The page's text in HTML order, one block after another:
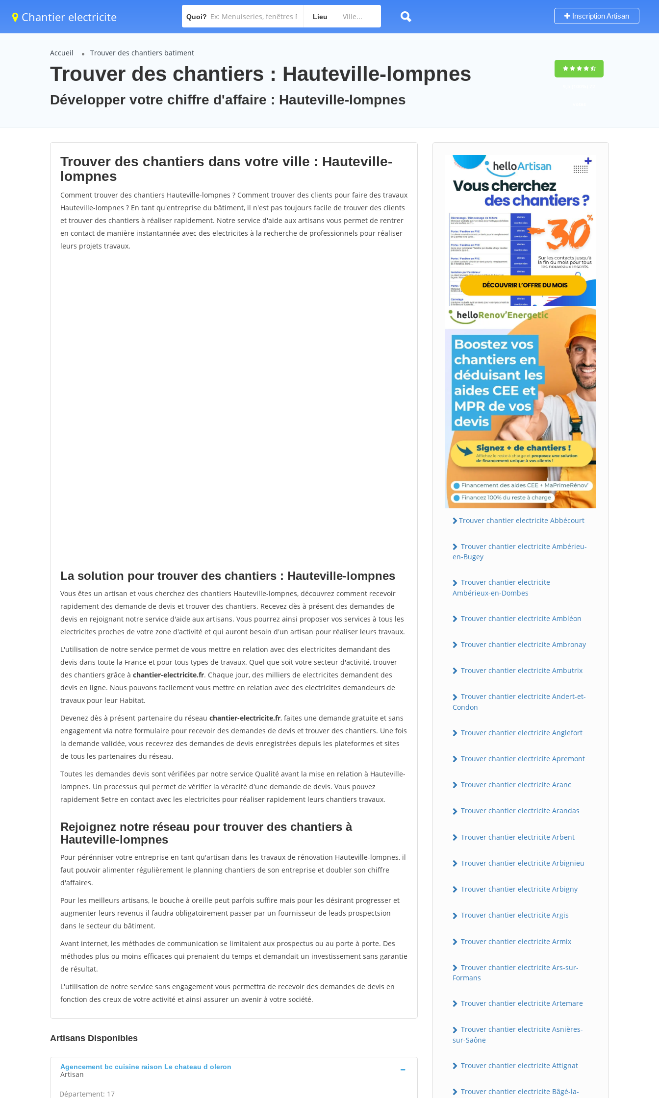
Chantier electricite Quoi? Lieu Inscription Artisan
Accueil Trouver des chantiers batiment
Trouver des chantiers : Hauteville-lompnes
Développer votre chiffre d'affaire : Hauteville-lompnes
Trouver des chantiers dans votre ville : Hauteville-
lompnes
Comment trouver des chantiers Hauteville-lompnes ? Comment trouver des clients pour faire des travaux
Hauteville-lompnes ? En tant qu'entreprise du bâtiment, il n'est pas toujours facile de trouver des clients
et trouver des chantiers à réaliser rapidement. Notre service d'aide aux artisans vous permet de rentrer
en contact de manière instantannée avec des electricites à la recherche de professionnels pour réaliser
leurs projets travaux.
La solution pour trouver des chantiers : Hauteville-lompnes
Vous êtes un artisan et vous cherchez des chantiers Hauteville-lompnes, découvrez comment recevoir
rapidement des demande de devis et trouver des chantiers. Recevez dès à présent des demandes de
devis en rejoignant notre service d'aide aux artisans. Vous pourrez ainsi proposer vos services à tous les
electricites proches de votre zone d'activité et qui auront besoin d'un artisan pour réaliser leurs travaux.
L'utilisation de notre service permet de vous mettre en relation avec des electricites demandant des
devis dans toute la France et pour tous types de travaux. Quel que soit votre secteur d'activité, trouver
des chantiers grâce à chantier-electricite.fr. Chaque jour, des milliers de electricites demandent des
devis en ligne. Nous pouvons facilement vous mettre en relation avec des electricites demandeurs de
travaux pour leur Habitat.
Devenez dès à présent partenaire du réseau chantier-electricite.fr, faites une demande gratuite et sans
engagement via notre formulaire pour recevoir des demandes de devis et trouver des chantiers. Une fois
la demande validée, vous recevrez des demandes de devis enregistrées depuis les plateformes et sites
de tous les partenaires du réseau.
Toutes les demandes devis sont vérifiées par notre service Qualité avant la mise en relation à Hauteville-
lompnes. Un processus qui permet de vérifier la véracité d'une demande de devis. Vous pouvez
rapidement $etre en contact avec les electricites pour réaliser rapidement leurs chantiers travaux.
Rejoignez notre réseau pour trouver des chantiers à
Hauteville-lompnes
Pour pérénniser votre entreprise en tant qu'artisan dans les travaux de rénovation Hauteville-lompnes, il
faut pouvoir alimenter régulièrement le planning chantiers de son entreprise et doubler son chiffre
d'affaires.
Pour les meilleurs artisans, le bouche à oreille peut parfois suffire mais pour les désirant progresser et
augmenter leurs revenus il faudra obligatoirement passer par un fournisseur de leads prospectsion
dans le secteur du bâtiment.
Avant internet, les méthodes de communication se limitaient aux prospectus ou au porte à porte. Des
méthodes plus ou moins efficaces qui prenaient du temps et demandait un investissement sans garantie
de résultat.
L'utilisation de notre service sans engagement vous permettra de recevoir des demandes de devis en
fonction des creux de votre activité et ainsi assurer un avenir à votre société.
Artisans Disponibles
Agencement bc cuisine raison Le chateau d oleron
Artisan
Département: 17
Trouver chantier electricite Abbécourt
Trouver chantier electricite Ambérieu-
en-Bugey
Trouver chantier electricite
Ambérieux-en-Dombes
Trouver chantier electricite Ambléon
Trouver chantier electricite Ambronay
Trouver chantier electricite Ambutrix
Trouver chantier electricite Andert-et-
Condon
Trouver chantier electricite Anglefort
Trouver chantier electricite Apremont
Trouver chantier electricite Aranc
Trouver chantier electricite Arandas
Trouver chantier electricite Arbent
Trouver chantier electricite Arbignieu
Trouver chantier electricite Arbigny
Trouver chantier electricite Argis
Trouver chantier electricite Armix
Trouver chantier electricite Ars-sur-
Formans
Trouver chantier electricite Artemare
Trouver chantier electricite Asnières-
sur-Saône
Trouver chantier electricite Attignat
Trouver chantier electricite Bâgé-la-